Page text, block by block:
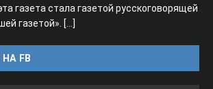
газета стала газетой русскоговорящей
газетой». [...]
FB